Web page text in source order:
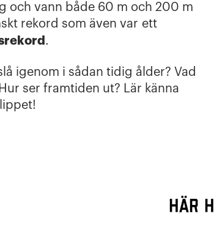
och vann både 60 m och 200 m
rekord som även var ett
.
igenom i sådan tidig ålder? Vad
ser framtiden ut? Lär känna
HÄR